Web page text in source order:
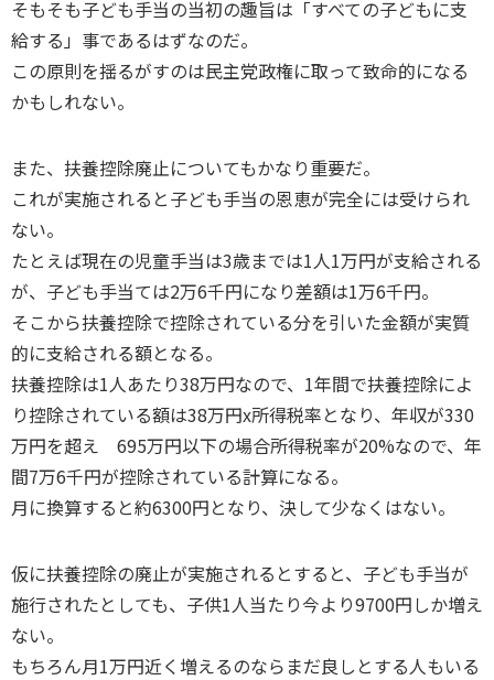
そもそも子ども手当の当初の趣旨は「すべての子どもに支
給する」事であるはずなのだ。
この原則を揺るがすのは民主党政権に取って致命的になる
かもしれない。
また、扶養控除廃止についてもかなり重要だ。
これが実施されると子ども手当の恩恵が完全には受けられ
ない。
たとえば現在の児童手当は3歳までは1人1万円が支給される
が、子ども手当ては2万6千円になり差額は1万6千円。
そこから扶養控除で控除されている分を引いた金額が実質
的に支給される額となる。
扶養控除は1人あたり38万円なので、1年間で扶養控除によ
り控除されている額は38万円x所得税率となり、年収が330
万円を超え 695万円以下の場合所得税率が20%なので、年
間7万6千円が控除されている計算になる。
月に換算すると約6300円となり、決して少なくはない。
仮に扶養控除の廃止が実施されるとすると、子ども手当が
施行されたとしても、子供1人当たり今より9700円しか増え
ない。
もちろん月1万円近く増えるのならまだ良しとする人もいる